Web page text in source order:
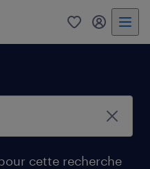
0 my
cette recherche